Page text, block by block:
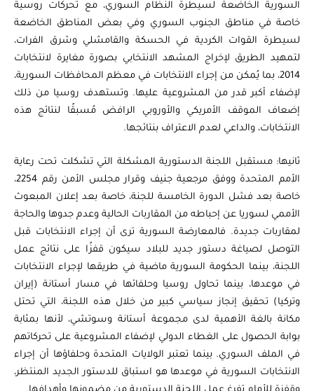
السورية الخاضعة لسيطرة النظام السوري، مع تحركات روسية
خاصة في مناطق الجنوب السوري وفي بعض المناطق الخاضعة
لسيطرة القوات الكردية في الحسكة والقامشلي وشرق الفرات،
لتمهيد الطريق لإخراج المشهد الانتخابي بصورة مغايرة لانتخابات
2014، بما يُمكن من إجراء الانتخابات في معظم المحافظات السورية،
لإضفاء أكبر قدر من المشروعية عليها. وتستهدف روسيا من ذلك
إضعاف الموقف الأمريكي والأوروبي الرافض مُسبقًا لنتائج هذه
الانتخابات، والداعي لعدم الاعتراف بنتائجها.
ثانيها: مستقبل اللجنة الدستورية المشكلة التي تشكلت تحت رعاية
الأمم المتحدة ووفق مرجعية جنيف وقرار مجلس الأمن رقم 2254،
خاصة بعد فشل الدورة الخامسة للجنة، خاصة بعد إعلان المبعوث
الأممي لسوريا عن إحباطه من المقاربات الحالية وعدم جدوها والحاجة
لمقاربات جديدة. فالمعارضة السورية ترى أن إجراء الانتخابات قبل
التوصل لصياغة دستور جديد للبلاد سيكون قفزًا على نتائج عمل
اللجنة، بينما الحكومة السورية ماضية في طريقها لإجراء الانتخابات
في موعدها، بينما تحاول روسيا وحلفائها في مسار أستانة (إيران
وتركيا) تحقيق إنجاز سياسي كبير من خلال هذه اللجنة، التي تحتل
مكانة بالغة الأهمية لدى مجموعة أستانة وسوتشي، لأنها بمثابة
بوابة الحصول على الغطاء الدولي لإضفاء المشروعية على تحركاتهم
في الملف السوري. بينما تعتبر الولايات المتحدة وحلفاؤها أن إجراء
الانتخابات السورية في موعدها هو استباق للدستور الجديد المنتظر،